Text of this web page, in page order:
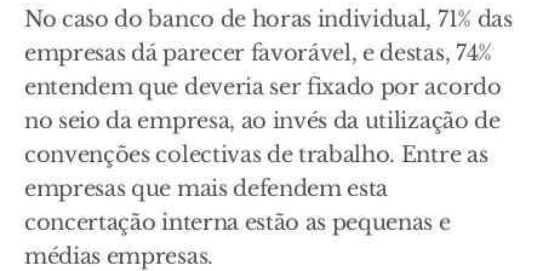
No caso do banco de horas individual, 71% das
empresas dá parecer favorável, e destas, 74%
entendem que deveria ser fixado por acordo
no seio da empresa, ao invés da utilização de
convenções colectivas de trabalho. Entre as
empresas que mais defendem esta
concertação interna estão as pequenas e
médias empresas.